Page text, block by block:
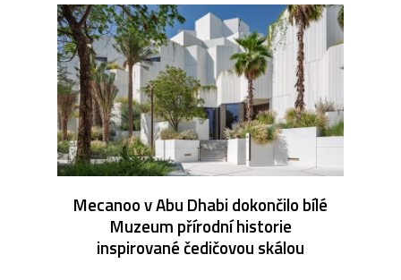
Mecanoo v Abu Dhabi dokončilo bílé
Muzeum přírodní historie
inspirované čedičovou skálou